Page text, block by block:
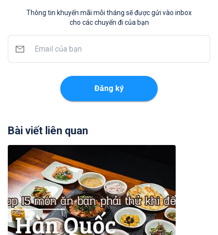
Thông tin khuyến mãi mỗi tháng sẽ được gửi vào inbox
cho các chuyến đi của bạn
Đăng ký
Bài viết liên quan